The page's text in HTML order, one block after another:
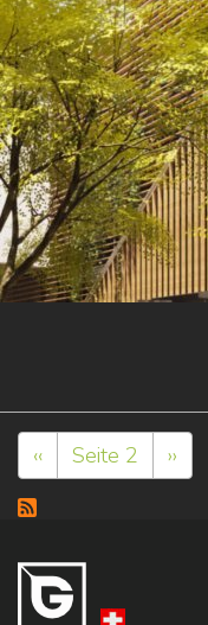
Vorherige
Seite
‹‹ Seite 2
Seite
››